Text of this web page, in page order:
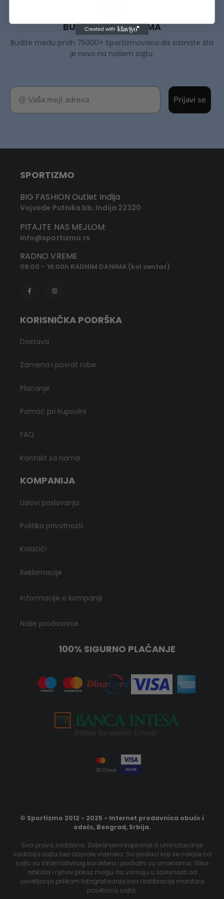
Prijavi se
BUDITE MEĐU PRVIMA
Budite među prvih 75000+ Sportizmovaca da saznate šta
je novo na našem sajtu.
SPORTIZMO
BIG FASHION Outlet Inđija
Vojvode Putnika bb, Inđija 22320
PITAJTE NAS MEJLOM:
info@sportizmo.rs
RADNO VREME
08:00 - 16:00h RADNIM DANIMA (kol centar)
KORISNIČKA PODRŠKA
Dostava
Zamena i povrat robe
Plaćanje
Pomoć pri kupovini
FAQ
Kontakt sa nama
KOMPANIJA
Uslovi poslovanja
Politika privatnosti
Kolačići
Reklamacije
Informacije o kompaniji
Naše prodavnice
100% SIGURNO PLAĆANJE
© Sportizmo 2012 - 2025 - Internet prodavnica obućе i
odećе, Beograd, Srbija.
Sva prava zadržana. Zabranjeno kopiranje ili umnožavanje
sadržaja sajta bez dozvole vlasnika. Svi podaci koji se nalaze na
sajtu su informativnog karaktera i podložni su izmenama. Slika
artikala i njihov prikaz mogu da variraju u zavisnosti od
osvetljanja prilikom fotografisanja kao i kalibracije monitora
posetioca sajta.